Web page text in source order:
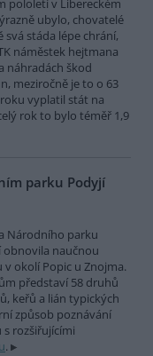
pololetí v Libereckém
ubylo, chovatelé
svá stáda lépe chrání,
náměstek hejtmana
náhradách škod
meziročně je to o 63
vyplatil stát na
rok to bylo téměř 1,9
parku Podyjí
Národního parku
obnovila naučnou
v okolí Popic u Znojma.
představí 58 druhů
keřů a lián typických
způsob poznávání
rozšiřujícími
.